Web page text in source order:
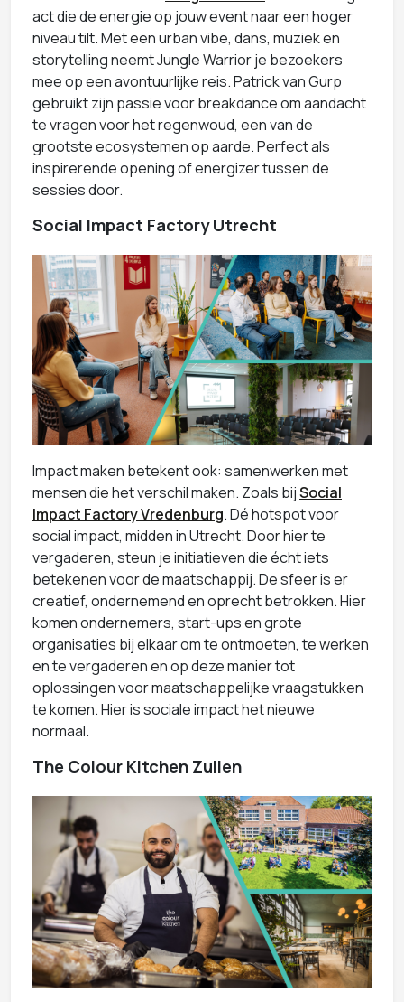
act die de energie op jouw event naar een hoger
niveau tilt. Met een urban vibe, dans, muziek en
storytelling neemt Jungle Warrior je bezoekers
mee op een avontuurlijke reis. Patrick van Gurp
gebruikt zijn passie voor breakdance om aandacht
te vragen voor het regenwoud, een van de
grootste ecosystemen op aarde. Perfect als
inspirerende opening of energizer tussen de
sessies door.
Social Impact Factory Utrecht
Impact maken betekent ook: samenwerken met
mensen die het verschil maken. Zoals bijSocial
Impact Factory Vredenburg. Dé hotspot voor
social impact, midden in Utrecht. Door hier te
vergaderen, steun je initiatieven die écht iets
betekenen voor de maatschappij. De sfeer is er
creatief, ondernemend en oprecht betrokken. Hier
komen ondernemers, start-ups en grote
organisaties bij elkaar om te ontmoeten, te werken
en te vergaderen en op deze manier tot
oplossingen voor maatschappelijke vraagstukken
te komen. Hier is sociale impact het nieuwe
normaal.
The Colour Kitchen Zuilen